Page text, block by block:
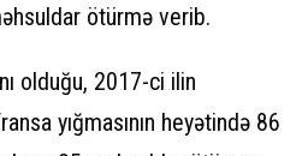
ötürmə verib.
olduğu, 2017-ci ilin
yığmasının heyətində 86